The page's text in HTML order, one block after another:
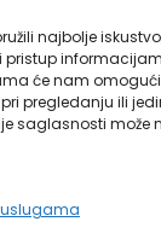
najbolje
pristup
će nam
pregledanju ili
saglasnosti može
Invest in
Vodič za